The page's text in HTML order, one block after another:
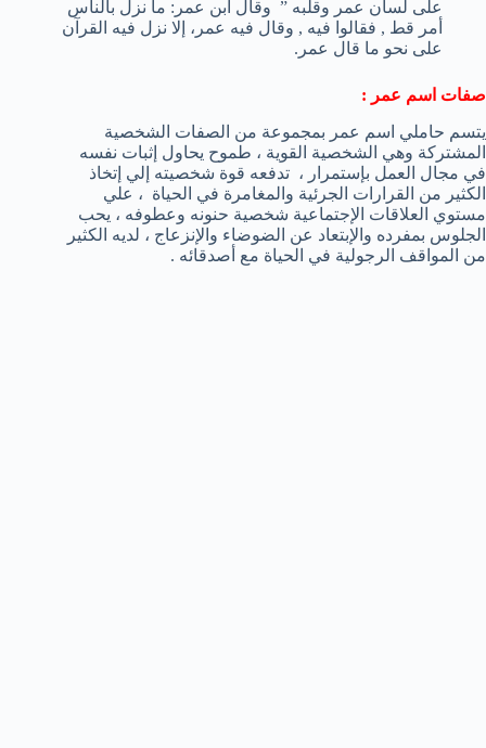
على لسان عمر وقلبه ” وقال ابن عمر: ما نزل بالناس
أمر قط , فقالوا فيه , وقال فيه عمر، إلا نزل فيه القرآن
على نحو ما قال عمر.
صفات اسم عمر :
يتسم حاملي اسم عمر بمجموعة من الصفات الشخصية
المشتركة وهي الشخصية القوية ، طموح يحاول إثبات نفسه
في مجال العمل بإستمرار ، تدفعه قوة شخصيته إلي إتخاذ
الكثير من القرارات الجرئية والمغامرة في الحياة ، علي
مستوي العلاقات الإجتماعية شخصية حنونه وعطوفه ، يحب
الجلوس بمفرده والإبتعاد عن الضوضاء والإنزعاج ، لديه الكثير
من المواقف الرجولية في الحياة مع أصدقائه .